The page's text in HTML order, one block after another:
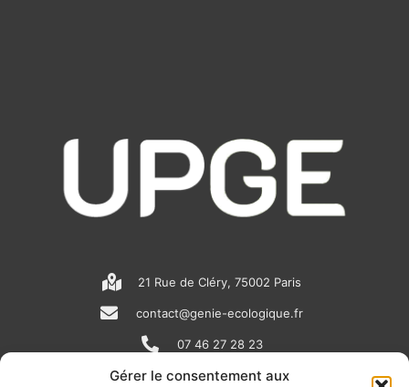
Gérer le consentement aux
21 Rue de Cléry, 75002 Paris
contact@genie-ecologique.fr
07 46 27 28 23